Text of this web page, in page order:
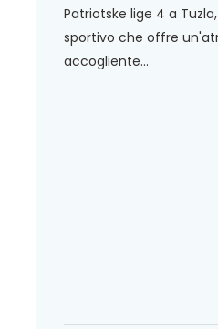
Patriotske lige 4 a
sportivo che offre
accogliente...